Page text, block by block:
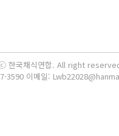
한국채식연합. All right
3590 이메일: